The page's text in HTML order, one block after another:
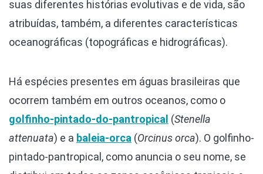
suas diferentes histórias evolutivas e de vida, são
atribuídas, também, a diferentes características
oceanográficas (topográficas e hidrográficas).
Há espécies presentes em águas brasileiras que
ocorrem também em outros oceanos, como o
golfinho-pintado-do-pantropical (Stenella
attenuata) e a baleia-orca (Orcinus orca). O golfinho-
pintado-pantropical, como anuncia o seu nome, se